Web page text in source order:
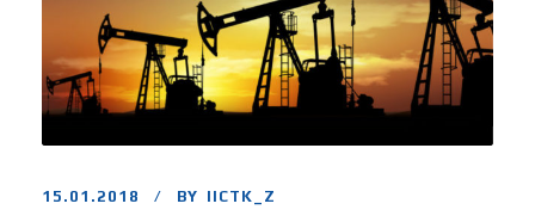
15.01.2018 BY IICTK_Z